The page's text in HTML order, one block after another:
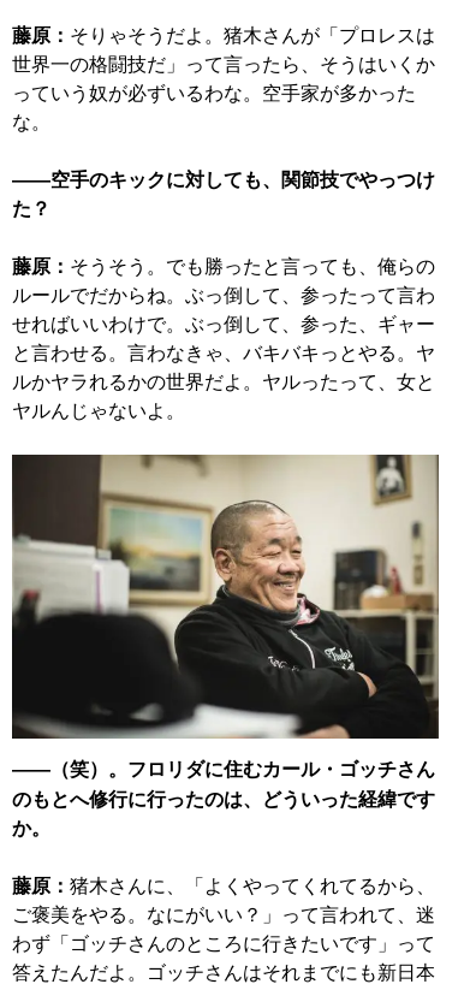
藤原： そりゃそうだよ。猪木さんが「プロレスは
世界一の格闘技だ」って言ったら、そうはいくか
っていう奴が必ずいるわな。空手家が多かった
な。
――空手のキックに対しても、関節技でやっつけ
た？
藤原： そうそう。でも勝ったと言っても、俺らの
ルールでだからね。ぶっ倒して、参ったって言わ
せればいいわけで。ぶっ倒して、参った、ギャー
と言わせる。言わなきゃ、バキバキっとやる。ヤ
ルかヤラれるかの世界だよ。ヤルったって、女と
ヤルんじゃないよ。
――（笑）。フロリダに住むカール・ゴッチさん
のもとへ修行に行ったのは、どういった経緯です
か。
藤原： 猪木さんに、「よくやってくれてるから、
ご褒美をやる。なにがいい？」って言われて、迷
わず「ゴッチさんのところに行きたいです」って
答えたんだよ。ゴッチさんはそれまでにも新日本